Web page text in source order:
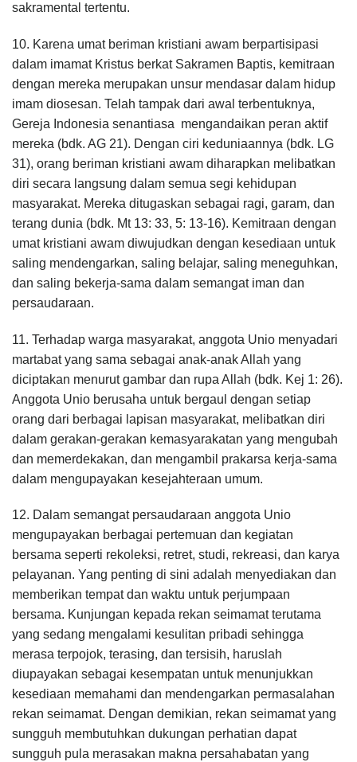
sakramental tertentu.
10. Karena umat beriman kristiani awam berpartisipasi
dalam imamat Kristus berkat Sakramen Baptis, kemitraan
dengan mereka merupakan unsur mendasar dalam hidup
imam diosesan. Telah tampak dari awal terbentuknya,
Gereja Indonesia senantiasa mengandaikan peran aktif
mereka (bdk. AG 21). Dengan ciri keduniaannya (bdk. LG
31), orang beriman kristiani awam diharapkan melibatkan
diri secara langsung dalam semua segi kehidupan
masyarakat. Mereka ditugaskan sebagai ragi, garam, dan
terang dunia (bdk. Mt 13: 33, 5: 13-16). Kemitraan dengan
umat kristiani awam diwujudkan dengan kesediaan untuk
saling mendengarkan, saling belajar, saling meneguhkan,
dan saling bekerja-sama dalam semangat iman dan
persaudaraan.
11. Terhadap warga masyarakat, anggota Unio menyadari
martabat yang sama sebagai anak-anak Allah yang
diciptakan menurut gambar dan rupa Allah (bdk. Kej 1: 26).
Anggota Unio berusaha untuk bergaul dengan setiap
orang dari berbagai lapisan masyarakat, melibatkan diri
dalam gerakan-gerakan kemasyarakatan yang mengubah
dan memerdekakan, dan mengambil prakarsa kerja-sama
dalam mengupayakan kesejahteraan umum.
12. Dalam semangat persaudaraan anggota Unio
mengupayakan berbagai pertemuan dan kegiatan
bersama seperti rekoleksi, retret, studi, rekreasi, dan karya
pelayanan. Yang penting di sini adalah menyediakan dan
memberikan tempat dan waktu untuk perjumpaan
bersama. Kunjungan kepada rekan seimamat terutama
yang sedang mengalami kesulitan pribadi sehingga
merasa terpojok, terasing, dan tersisih, haruslah
diupayakan sebagai kesempatan untuk menunjukkan
kesediaan memahami dan mendengarkan permasalahan
rekan seimamat. Dengan demikian, rekan seimamat yang
sungguh membutuhkan dukungan perhatian dapat
sungguh pula merasakan makna persahabatan yang